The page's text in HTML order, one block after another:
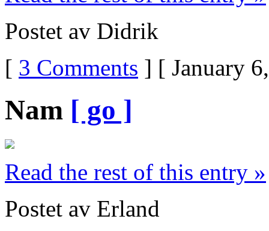
Postet av Didrik
[ 3 Comments ] [ January
Nam [ go ]
Read the rest of this entry »
Postet av Erland